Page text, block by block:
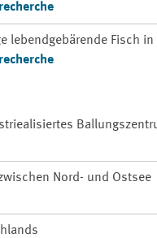
lebendgebärende Fisch
Nord- und Ostsee